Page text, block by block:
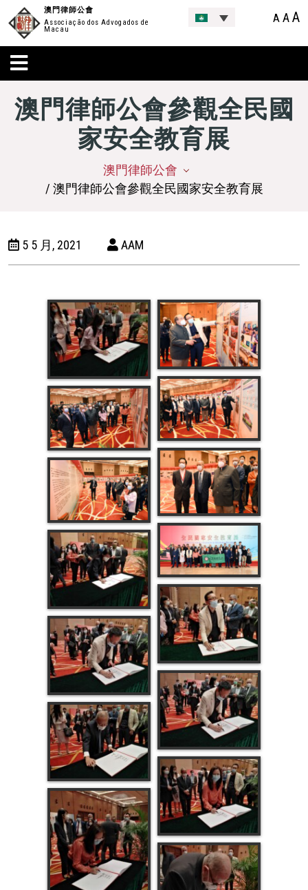
澳門律師公會
Associação dos Advogados de
Macau
A AA
澳門律師公會參觀全民國
家安全教育展
澳門律師公會
/ 澳門律師公會參觀全民國家安全教育展
5 5 月, 2021 AAM